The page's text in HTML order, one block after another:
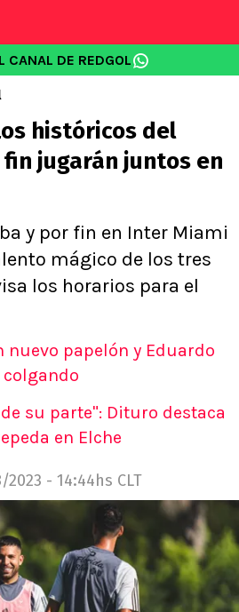
CANAL DE REDGOL
históricos del
jugarán juntos en
y por fin en Inter Miami
mágico de los tres
los horarios para el
nuevo papelón y Eduardo
su parte": Dituro destaca
en Elche
- 14:44hs CLT